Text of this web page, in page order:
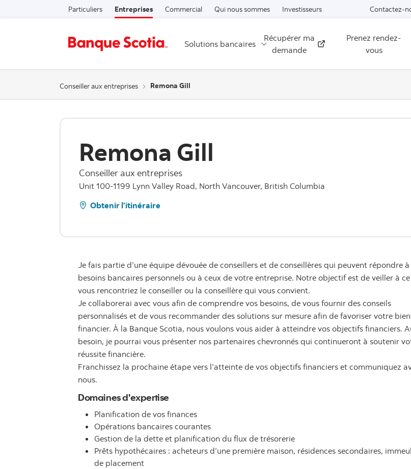
Passer au contenu
Particuliers Entreprises Commercial Qui nous sommes Investisseurs Contactez-
Solutions bancaires
Récupérer ma
demande
Externe
Prenez rendez-
vous
Conseiller aux entreprises Remona Gill
Remona Gill
Conseiller aux entreprises
Unit 100-1199 Lynn Valley Road, North Vancouver, British Columbia
Obtenir l’itinéraire
Je fais partie d’une équipe dévouée de conseillers et de conseillères qui peuvent répondre à
besoins bancaires personnels ou à ceux de votre entreprise. Notre objectif est de veiller à
vous rencontriez le conseiller ou la conseillère qui vous convient.
Je collaborerai avec vous afin de comprendre vos besoins, de vous fournir des conseils
personnalisés et de vous recommander des solutions sur mesure afin de favoriser votre
financier. À la Banque Scotia, nous voulons vous aider à atteindre vos objectifs financiers.
besoin, je pourrai vous présenter nos partenaires chevronnés qui continueront à soutenir
réussite financière.
Franchissez la prochaine étape vers l’atteinte de vos objectifs financiers et communiquez
nous.
Domaines d'expertise
Planification de vos finances
Opérations bancaires courantes
Gestion de la dette et planification du flux de trésorerie
Prêts hypothécaires : acheteurs d’une première maison, résidences secondaires,
de placement